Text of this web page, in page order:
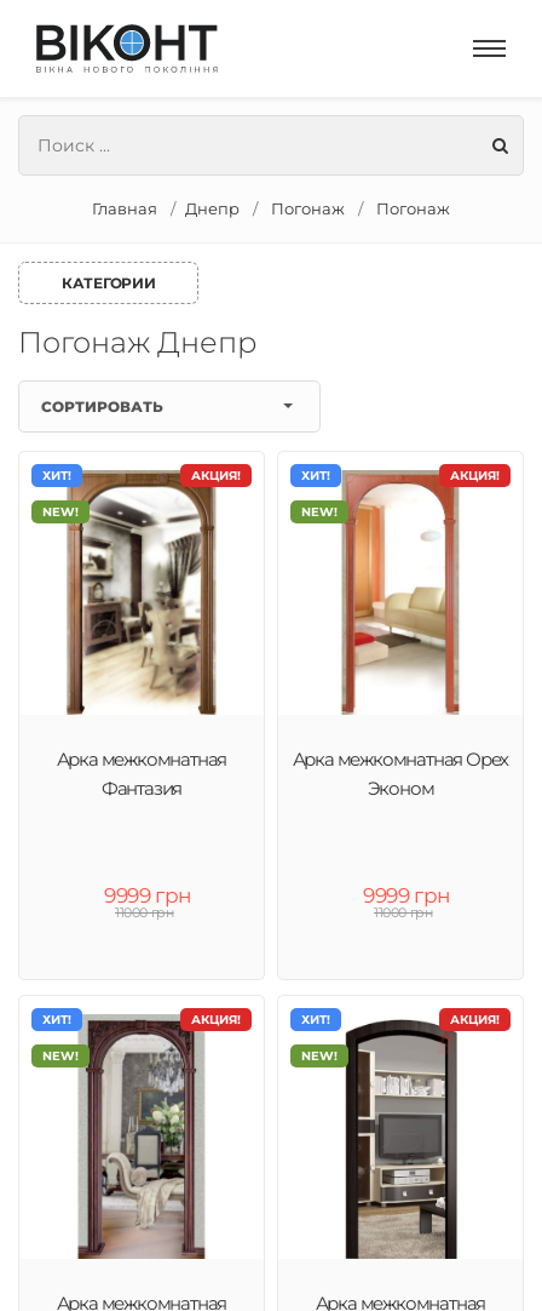
Главная Днепр Погонаж Погонаж
КАТЕГОРИИ
Погонаж Днепр
СОРТИРОВАТЬ
АКЦИЯ!
ХИТ!
NEW!
Арка межкомнатная
Фантазия
9999 грн
11000 грн
АКЦИЯ!
ХИТ!
NEW!
Арка межкомнатная Орех
Эконом
9999 грн
11000 грн
АКЦИЯ!
ХИТ!
NEW!
Арка межкомнатная
АКЦИЯ!
ХИТ!
NEW!
Арка межкомнатная